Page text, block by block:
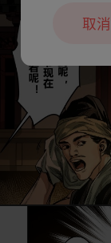
取消